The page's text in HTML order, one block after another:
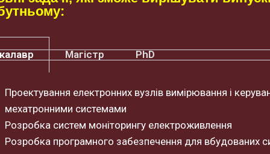
Магістр PhD
Проектування електронних вузлів вимірювання і
мехатронними системами
Розробка систем моніторингу електроживлення
Розробка програмного забезпечення для вбудованих